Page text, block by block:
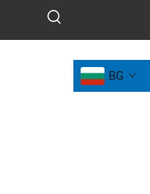
BG